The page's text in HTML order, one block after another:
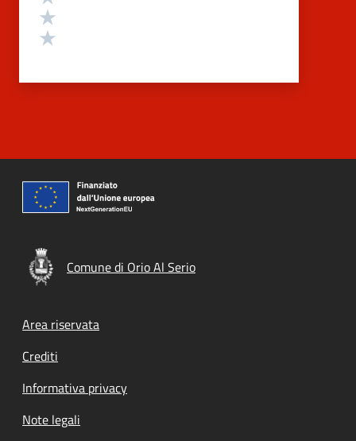
Comune di Orio Al Serio
Footer menu
Area riservata
Crediti
Informativa privacy
Note legali